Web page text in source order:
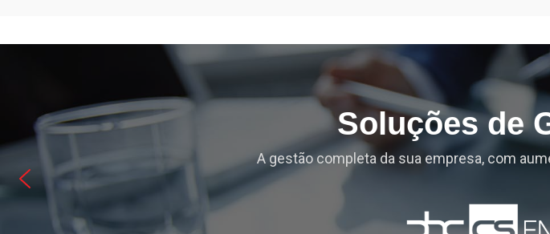
Soluções de
A gestão completa da sua empresa, com